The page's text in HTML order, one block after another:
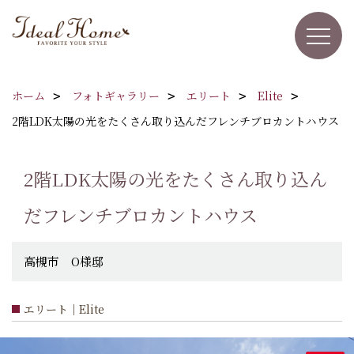
ホーム フォトギャラリー エリート
Elite
2階LDK太陽の光をたくさん取り込んだフレンチブロカントハウス
2階LDK太陽の光をたくさん取り込ん
だフレンチブロカントハウス
高槻市 O様邸
エリート｜Elite